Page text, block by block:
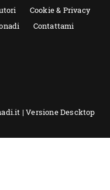
Cookie & Privacy
Contattami
|Versione Descktop